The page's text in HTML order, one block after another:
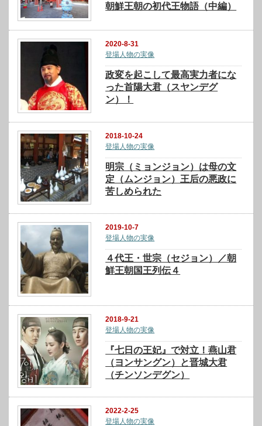
朝鮮王朝の初代王物語（中編）
2020-8-31
登場人物の実像
政変を起こして最高実力者にな
った首陽大君（スヤンデグ
ン）！
2018-10-24
登場人物の実像
明宗（ミョンジョン）は母の文
定（ムンジョン）王后の悪政に
苦しめられた
2019-10-7
登場人物の実像
４代王・世宗（セジョン）／朝
鮮王朝国王列伝４
2018-9-21
登場人物の実像
『七日の王妃』で対立！燕山君
（ヨンサングン）と晋城大君
（チンソンデグン）
2022-2-25
登場人物の実像